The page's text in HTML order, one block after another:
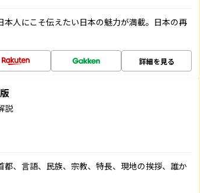
人にこそ伝えたい日本の魅力が満載。日本の再
詳細を見る
説
、言語、民族、宗教、特長、現地の挨拶、誰か